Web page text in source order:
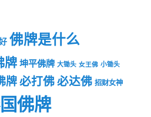
佛牌是什么
牌坤平佛牌 大锄头 女王佛 小锄头
牌必打佛必达佛 招财女神
佛牌